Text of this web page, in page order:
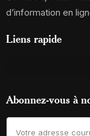
d’information en
Liens rapide
Abonnez-vous à